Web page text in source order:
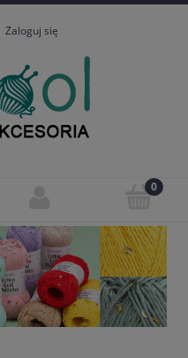
Zaloguj się